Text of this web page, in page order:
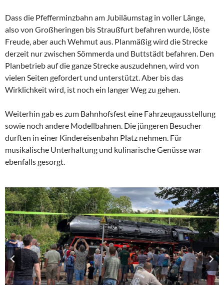
Dass die Pfefferminzbahn am Jubiläumstag in voller Länge,
also von Großheringen bis Straußfurt befahren wurde, löste
Freude, aber auch Wehmut aus. Planmäßig wird die Strecke
derzeit nur zwischen Sömmerda und Buttstädt befahren. Den
Planbetrieb auf die ganze Strecke auszudehnen, wird von
vielen Seiten gefordert und unterstützt. Aber bis das
Wirklichkeit wird, ist noch ein langer Weg zu gehen.
Weiterhin gab es zum Bahnhofsfest eine Fahrzeugausstellung
sowie noch andere Modellbahnen. Die jüngeren Besucher
durften in einer Kindereisenbahn Platz nehmen. Für
musikalische Unterhaltung und kulinarische Genüsse war
ebenfalls gesorgt.